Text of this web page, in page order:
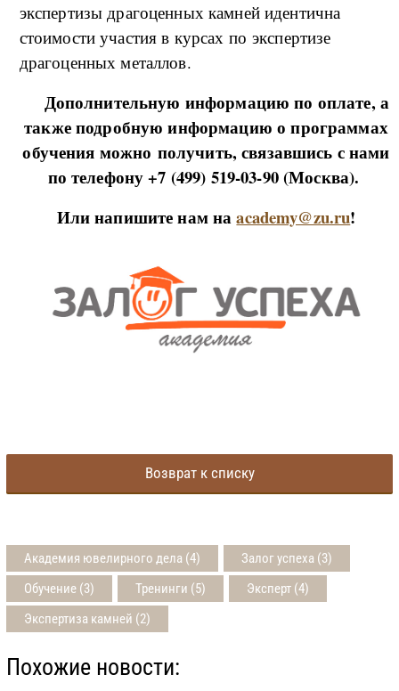
экспертизы драгоценных камней идентична
стоимости участия в курсах по экспертизе
драгоценных металлов.
Дополнительную информацию по оплате, а
также подробную информацию о программах
обучения можно получить, связавшись с нами
по телефону +7 (499) 519-03-90 (Москва).
Или напишите нам наacademy@zu.ru!
Возврат к списку
Академия ювелирного дела (4)
Залог успеха (3)
Обучение (3)
Тренинги (5)
Эксперт (4)
Экспертиза камней (2)
Похожие новости: